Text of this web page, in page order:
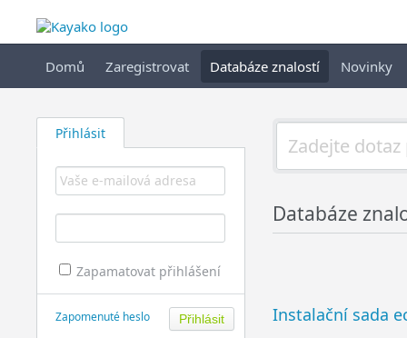
Domů Zaregistrovat Databáze znalostí Novinky
Přihlásit
Zapamatovat přihlášení
Zapomenuté heslo
Databáze
Instalační sada